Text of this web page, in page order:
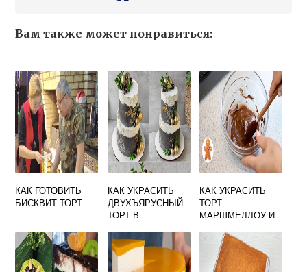
Вам также может понравиться:
КАК ГОТОВИТЬ
БИСКВИТ ТОРТ
КАК УКРАСИТЬ
ДВУХЪЯРУСНЫЙ
ТОРТ В
УСЛОВИЯХ НА
ДЕНЬ РОЖДЕНИЯ
МУЖЧИНЕ
КАК УКРАСИТЬ
ТОРТ
МАРШМЕЛЛОУ И